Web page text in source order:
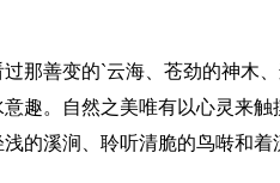
那善变的`云海、苍劲的神木
趣。自然之美唯有以心灵来触
的溪涧、聆听清脆的鸟啭和着